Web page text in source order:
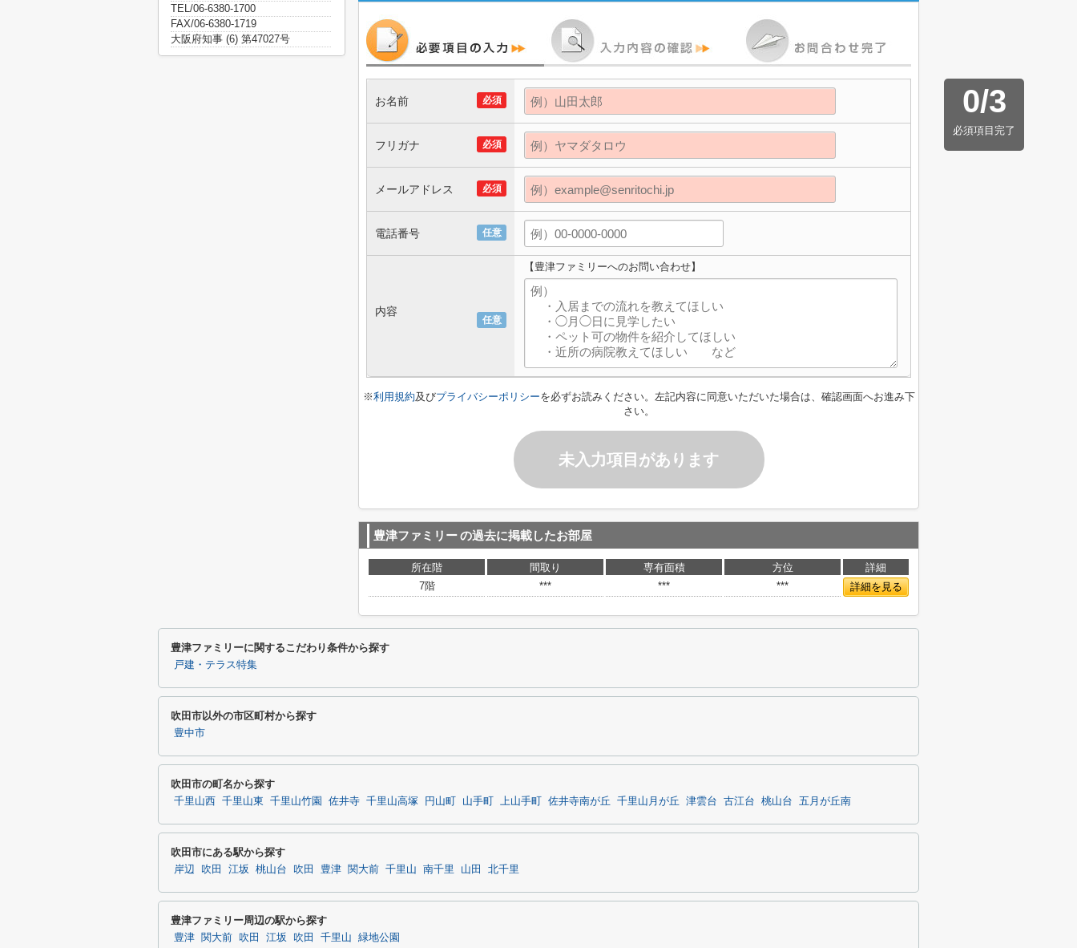
0/3
必須項目完了
必須
お名前
必須
フリガナ
必須
メールアドレス
任意
電話番号
任意
内容
【豊津ファミリーへのお問い合わせ】
※利用規約及びプライバシーポリシーを必ずお読みください。左記内容に同意いただいた場合は、確認画面へお進み下
さい。
未入力項目があります
豊津ファミリーの過去に掲載したお部屋
所在階 間取り 専有面積 方位
詳細
7階
*** *** *** 詳細を見る
TEL/06-6380-1700
FAX/06-6380-1719
大阪府知事 (6) 第47027号
豊津ファミリーに関するこだわり条件から探す
戸建・テラス特集
吹田市以外の市区町村から探す
豊中市
吹田市の町名から探す
千里山西 千里山東 千里山竹園 佐井寺 千里山高塚 円山町 山手町 上山手町 佐井寺南が丘 千里山月が丘 津雲台 古江台 桃山台 五月が丘南
吹田市にある駅から探す
岸辺 吹田 江坂 桃山台 吹田 豊津 関大前 千里山 南千里 山田 北千里
豊津ファミリー周辺の駅から探す
豊津 関大前 吹田 江坂 吹田 千里山 緑地公園